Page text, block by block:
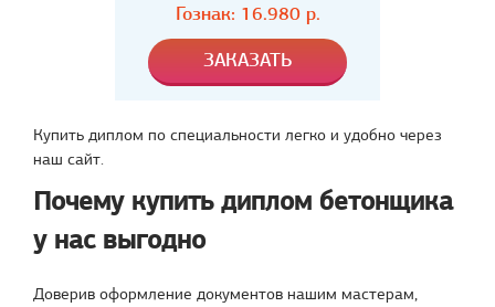
Гознак: 16.980р.
Купить диплом по специальности легко и удобно через
наш сайт.
Почему купить диплом бетонщика
у нас выгодно
Доверив оформление документов нашим мастерам,